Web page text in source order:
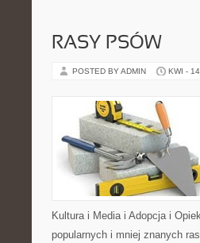
RASY PSÓW
POSTED BY ADMIN KWI -
Kultura i Media i Adopcja i
popularnych i mniej znanych